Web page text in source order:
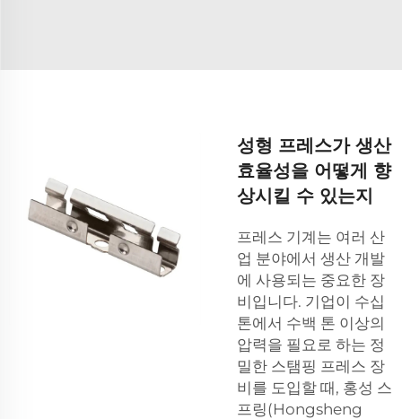
성형 프레스가 생산
효율성을 어떻게 향
상시킬 수 있는지
프레스 기계는 여러 산
업 분야에서 생산 개발
에 사용되는 중요한 장
비입니다. 기업이 수십
톤에서 수백 톤 이상의
압력을 필요로 하는 정
밀한 스탬핑 프레스 장
비를 도입할 때, 홍성 스
프링(Hongsheng